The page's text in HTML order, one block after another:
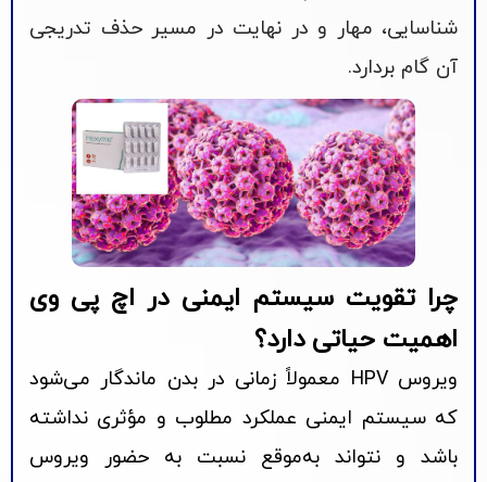
شناسایی، مهار و در نهایت در مسیر حذف تدریجی
آن گام بردارد.
چرا تقویت سیستم ایمنی در اچ پی وی
اهمیت حیاتی دارد؟
ویروس HPV معمولاً زمانی در بدن ماندگار می‌شود
که سیستم ایمنی عملکرد مطلوب و مؤثری نداشته
باشد و نتواند به‌موقع نسبت به حضور ویروس